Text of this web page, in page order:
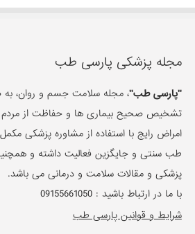
مجله پزشکی پارسی طب
"پارسی طب"، مجله سلامت جسم و روان،
تشخیص صحیح بیماری ها و حفاظت از مردم
امراض رایج با استفاده از مشاوره پزشکی
طب سنتی و جایگزین فعالیت داشته و
پزشکی و مقالات سلامت و درمانی می باشد.
با ما در ارتباط باشید :09155661050
شرایط و قوانین پارسی طب